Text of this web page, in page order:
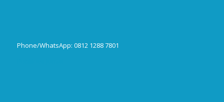
Phone/WhatsApp: 0812 1288 7801